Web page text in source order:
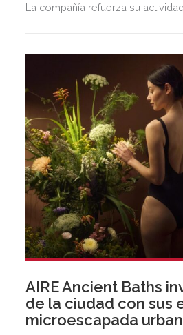
La compañía refuerza su
España.
AIRE Ancient Baths
de la ciudad con sus
microescapada